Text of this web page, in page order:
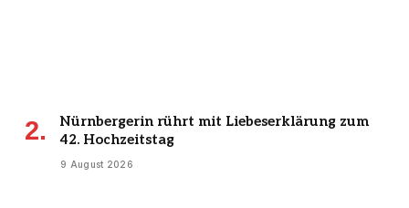
Nürnbergerin rührt mit Liebeserklärung zum
42. Hochzeitstag
9 August 2026